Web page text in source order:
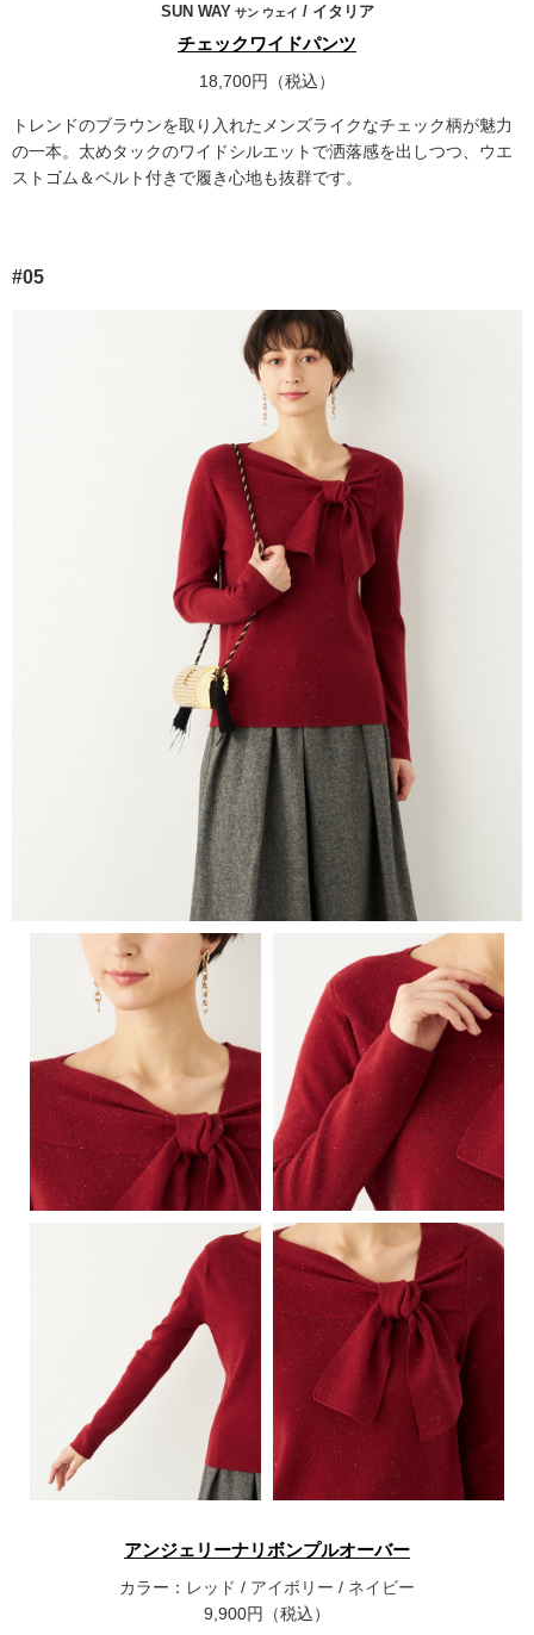
SUN WAY サン ウェイ / イタリア
チェックワイドパンツ
18,700円（税込）
トレンドのブラウンを取り入れたメンズライクなチェック柄が魅力
の一本。太めタックのワイドシルエットで洒落感を出しつつ、ウエ
ストゴム＆ベルト付きで履き心地も抜群です。
#05
アンジェリーナリボンプルオーバー
カラー： レッド / アイボリー / ネイビー
9,900円（税込）